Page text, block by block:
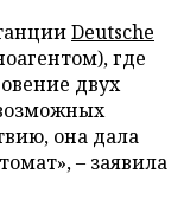
Deutsche
где
двух
она дала
– заявила